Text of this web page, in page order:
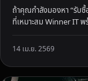
ถ้าคุณกำลังมองหา “รับซื้
ที่เหมาะสม Winner IT
14 เม.ย. 2569